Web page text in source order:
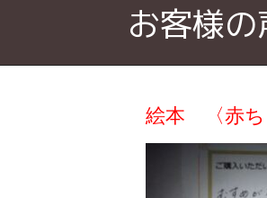
お客様の
絵本 〈赤ち